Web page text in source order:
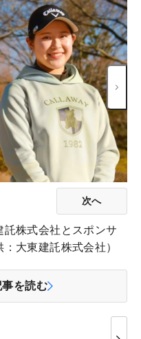
次へ
株式会社とスポンサ
大東建託株式会社）
を読む